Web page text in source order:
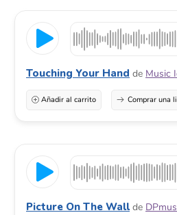
Touching Your Hand de Music
Añadir al carrito Comprar una
Picture On The Wall de